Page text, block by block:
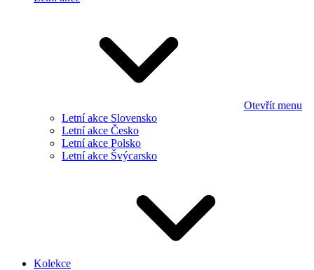
Otevřít menu
Letní akce Slovensko
Letní akce Česko
Letní akce Polsko
Letní akce Švýcarsko
Kolekce